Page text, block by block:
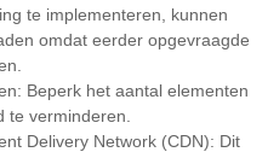
te implementeren, kunnen
omdat eerder opgevraagde
Beperk het aantal elementen
te verminderen.
Delivery Network (CDN): Dit